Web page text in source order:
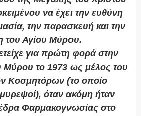
να έχει την ευθύνη
την παρασκευή και την
του Αγίου Μύρου.
για πρώτη φορά στην
Μύρου το 1973 ως μέλος του
Κοσμητόρων (το οποίο
όταν ακόμη ήταν
Φαρμακογνωσίας στο